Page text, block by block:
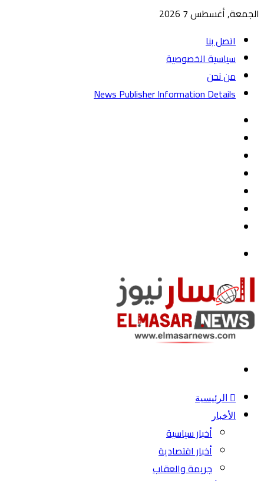
الجمعة, أغسطس 7 2026
اتصل بنا
سياسية الخصوصية
من نحن
News Publisher Information Details
الرئيسية
الأخبار
أخبار سياسية
أخبار اقتصادية
جريمة والعقاب